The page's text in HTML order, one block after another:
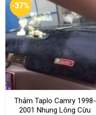
-37%
Thảm Taplo Camry 1998-
2001 Nhung Lông Cừu